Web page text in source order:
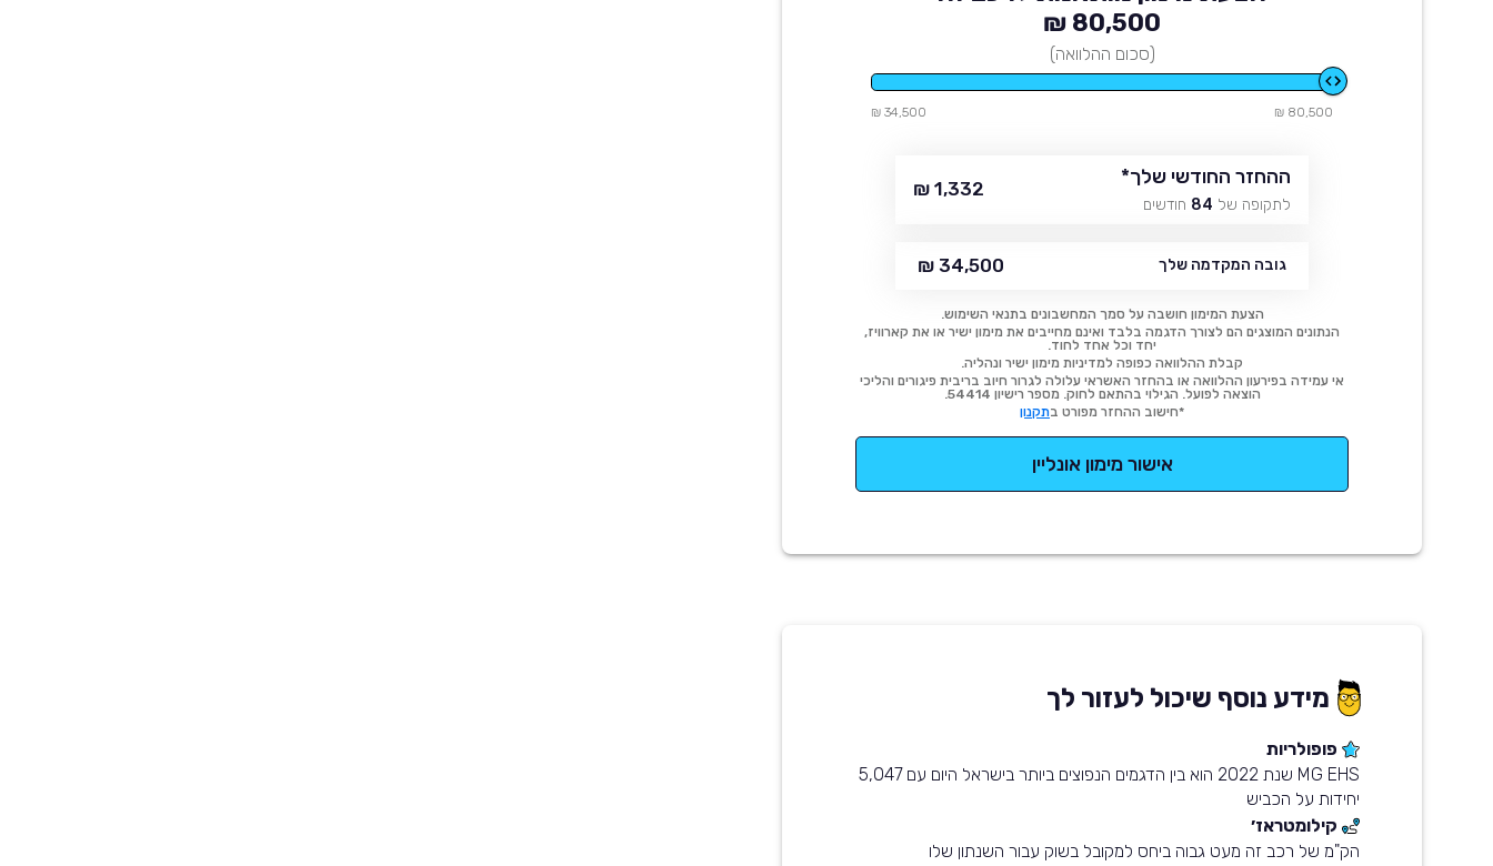
80,500 ₪
(סכום ההלוואה)
80,500 ₪
34,500 ₪
ההחזר החודשי שלך*
לתקופה של 84 חודשים
1,332 ₪
גובה המקדמה שלך 34,500 ₪
הצעת המימון חושבה על סמך המחשבונים בתנאי השימוש.
הנתונים המוצגים הם לצורך הדגמה בלבד ואינם מחייבים את מימון ישיר או את קארוויז,
יחד וכל אחד לחוד.
קבלת ההלוואה כפופה למדיניות מימון ישיר ונהליה.
אי עמידה בפירעון ההלוואה או בהחזר האשראי עלולה לגרור חיוב בריבית פיגורים והליכי
הוצאה לפועל. הגילוי בהתאם לחוק. מספר רישיון 54414.
*חישוב ההחזר מפורט בתקנון
אישור מימון אונליין
מידע נוסף שיכול לעזור לך
פופולריות
MG EHS שנת 2022 הוא בין הדגמים הנפוצים ביותר בישראל היום עם 5,047
יחידות על הכביש
קילומטראז׳
הק"מ של רכב זה מעט גבוה ביחס למקובל בשוק עבור השנתון שלו